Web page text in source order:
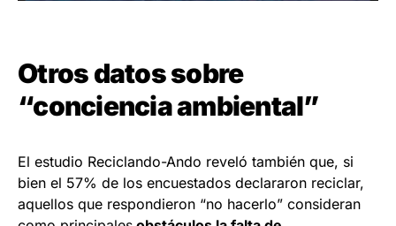
Otros datos sobre
“conciencia ambiental”
El estudio Reciclando-Ando reveló también que, si
bien el 57% de los encuestados declararon reciclar,
aquellos que respondieron “no hacerlo” consideran